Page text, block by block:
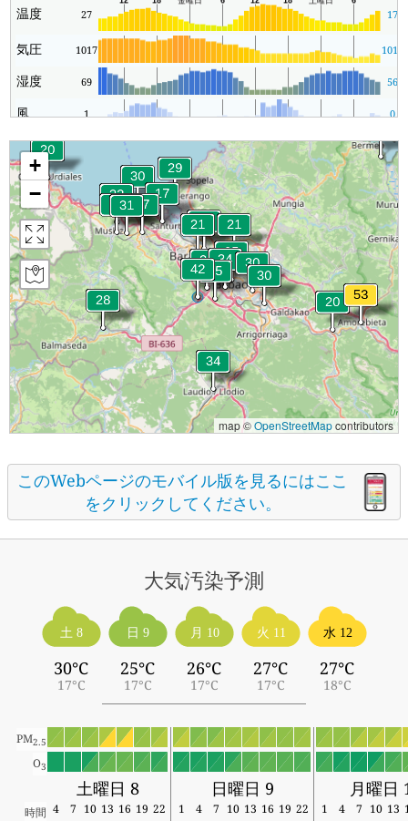
温度 27 17
気圧 1017 1017
湿度 69 56
風 1 0
+
−
map ©OpenStreetMapcontributors
このWebページのモバイル版を見るにはここ
をクリックしてください。
大気汚染予測
土 8
30°C
17°C
日 9
25°C
17°C
月 10
26°C
17°C
火 11
27°C
17°C
水 12
27°C
18°C
PM2.5
O3
土曜日 8 日曜日 9 月曜日
時間 4 7 10 13 16 19 22 1 4 7 10 13 16 19 22 1 4 7 10 13